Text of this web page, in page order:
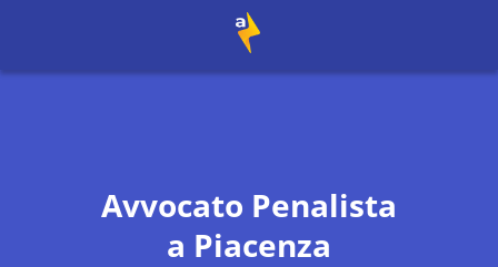
Avvocato Penalista
a Piacenza